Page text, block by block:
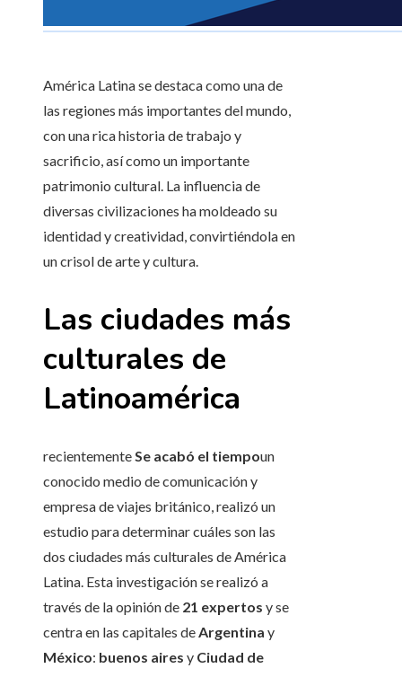
América Latina se destaca como una de
las regiones más importantes del mundo,
con una rica historia de trabajo y
sacrificio, así como un importante
patrimonio cultural. La influencia de
diversas civilizaciones ha moldeado su
identidad y creatividad, convirtiéndola en
un crisol de arte y cultura.
Las ciudades más
culturales de
Latinoamérica
recientementeSe acabó el tiempoun
conocido medio de comunicación y
empresa de viajes británico, realizó un
estudio para determinar cuáles son las
dos ciudades más culturales de América
Latina. Esta investigación se realizó a
través de la opinión de 21 expertos y se
centra en las capitales deArgentina y
México: buenos aires y Ciudad de